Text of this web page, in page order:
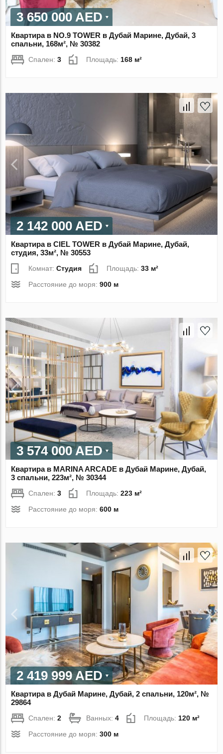
3 650 000 AED
Квартира в NO.9 TOWER в Дубай Марине, Дубай, 3
спальни, 168м², № 30382
Спален:3 Площадь:168 м²
2 142 000 AED
Квартира в CIEL TOWER в Дубай Марине, Дубай,
студия, 33м², № 30553
Комнат:Студия Площадь:33 м²
Расстояние до моря:900 м
3 574 000 AED
Квартира в MARINA ARCADE в Дубай Марине, Дубай,
3 спальни, 223м², № 30344
Спален:3 Площадь:223 м²
Расстояние до моря:600 м
2 419 999 AED
Квартира в Дубай Марине, Дубай, 2 спальни, 120м², №
29864
Спален:2 Ванных:4 Площадь: 120 м²
Расстояние до моря:300 м